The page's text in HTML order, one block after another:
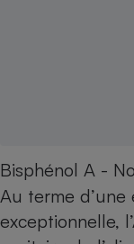
Bisphénol A -
Au terme
exceptionnelle,